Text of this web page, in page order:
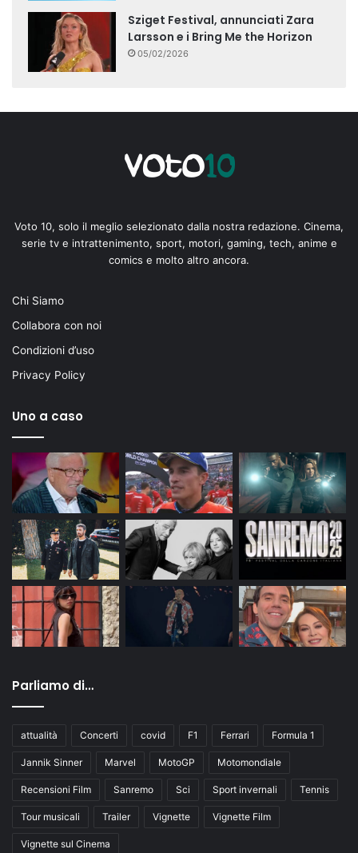
Sziget Festival, annunciati Zara
Larsson e i Bring Me the Horizon
05/02/2026
Voto 10, solo il meglio selezionato dalla nostra redazione. Cinema,
serie tv e intrattenimento, sport, motori, gaming, tech, anime e
comics e molto altro ancora.
Chi Siamo
Collabora con noi
Condizioni d’uso
Privacy Policy
Uno a caso
Parliamo di…
attualità Concerti covid F1 Ferrari Formula 1
Jannik Sinner Marvel MotoGP Motomondiale
Recensioni Film Sanremo Sci Sport invernali Tennis
Tour musicali Trailer Vignette Vignette Film
Vignette sul Cinema